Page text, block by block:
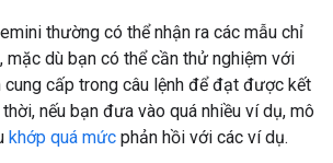
thường có thể nhận ra các mẫu chỉ
mặc dù bạn có thể cần thử nghiệm với
cấp trong câu lệnh để đạt được kết
nếu bạn đưa vào quá nhiều ví dụ, mô
khớp quá mức phản hồi với các ví dụ.